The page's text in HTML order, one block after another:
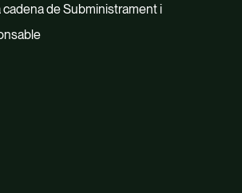
de Subministrament i